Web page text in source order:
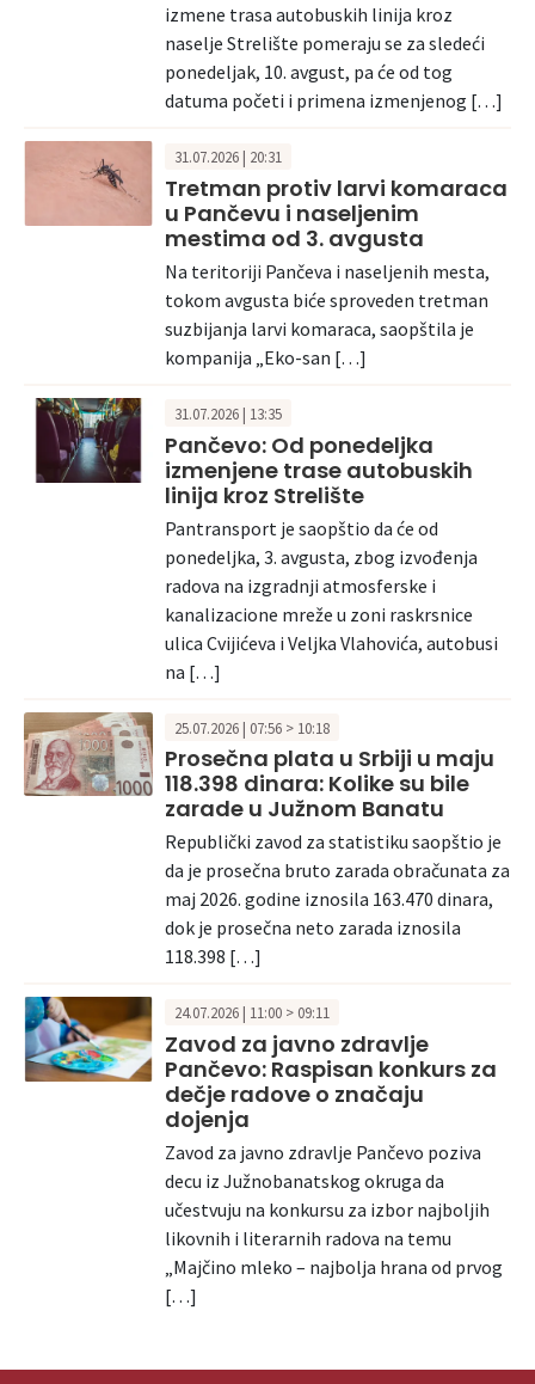
izmene trasa autobuskih linija kroz
naselje Strelište pomeraju se za sledeći
ponedeljak, 10. avgust, pa će od tog
datuma početi i primena izmenjenog […]
31.07.2026 | 20:31
Tretman protiv larvi komaraca
u Pančevu i naseljenim
mestima od 3. avgusta
Na teritoriji Pančeva i naseljenih mesta,
tokom avgusta biće sproveden tretman
suzbijanja larvi komaraca, saopštila je
kompanija „Eko-san […]
31.07.2026 | 13:35
Pančevo: Od ponedeljka
izmenjene trase autobuskih
linija kroz Strelište
Pantransport je saopštio da će od
ponedeljka, 3. avgusta, zbog izvođenja
radova na izgradnji atmosferske i
kanalizacione mreže u zoni raskrsnice
ulica Cvijićeva i Veljka Vlahovića, autobusi
na […]
25.07.2026 | 07:56 > 10:18
Prosečna plata u Srbiji u maju
118.398 dinara: Kolike su bile
zarade u Južnom Banatu
Republički zavod za statistiku saopštio je
da je prosečna bruto zarada obračunata za
maj 2026. godine iznosila 163.470 dinara,
dok je prosečna neto zarada iznosila
118.398 […]
24.07.2026 | 11:00 > 09:11
Zavod za javno zdravlje
Pančevo: Raspisan konkurs za
dečje radove o značaju
dojenja
Zavod za javno zdravlje Pančevo poziva
decu iz Južnobanatskog okruga da
učestvuju na konkursu za izbor najboljih
likovnih i literarnih radova na temu
„Majčino mleko – najbolja hrana od prvog
[…]